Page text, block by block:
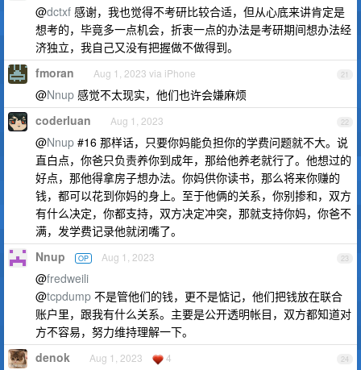
@dctxf 感谢，我也觉得不考研比较合适，但从心底来讲肯定是
想考的，毕竟多一点机会，折衷一点的办法是考研期间想办法经
济独立，我自己又没有把握做不做得到。
21
fmoran Aug 1, 2023 via iPhone
@Nnup 感觉不太现实，他们也许会嫌麻烦
22
coderluan Aug 1, 2023
@Nnup #16 那样话，只要你妈能负担你的学费问题就不大。说
直白点，你爸只负责养你到成年，那给他养老就行了。他想过的
好点，那他得拿房子想办法。你妈供你读书，那么将来你赚的
钱，都可以花到你妈的身上。至于他俩的关系，你别掺和，双方
有什么决定，你都支持，双方决定冲突，那就支持你妈，你爸不
满，发学费记录他就闭嘴了。
23
Nnup OP Aug 1, 2023
@fredweili
@tcpdump 不是管他们的钱，更不是惦记，他们把钱放在联合
账户里，跟我有什么关系。主要是公开透明帐目，双方都知道对
方不容易，努力维持理解一下。
24
denok Aug 1, 2023 4